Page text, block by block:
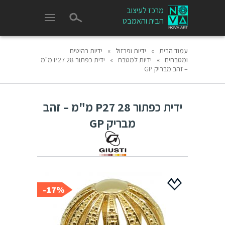
מרכז לעיצוב
הבית והאמבט
עמוד הבית » ידיות ופרזול »
ידיות רהיטים
ומטבחים
» ידיות למטבח »
ידית כפתור P27 28 מ"מ
– זהב מבריק GP
ידית כפתור P27 28 מ"מ – זהב
מבריק GP
17%-